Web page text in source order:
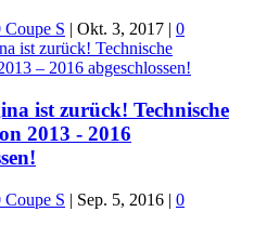
S | Okt. 3, 2017 | 0
ist zurück! Technische
2013 - 2016
S | Sep. 5, 2016 | 0